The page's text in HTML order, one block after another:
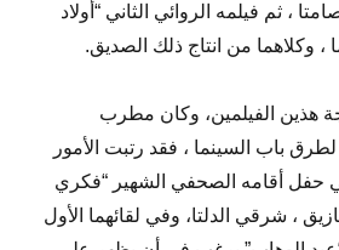
، ثم فيلمه الروائي الثاني “أولاد
، وكلاهما من انتاج ذلك الصديق.
هذين الفيلمين، وكان مطرب
لطرق باب السينما ، فقد رتبت الأمور
حفل أقامه الصحفي الشهير “فكري
، شرقي الدلتا، وفي لقائهما الأول